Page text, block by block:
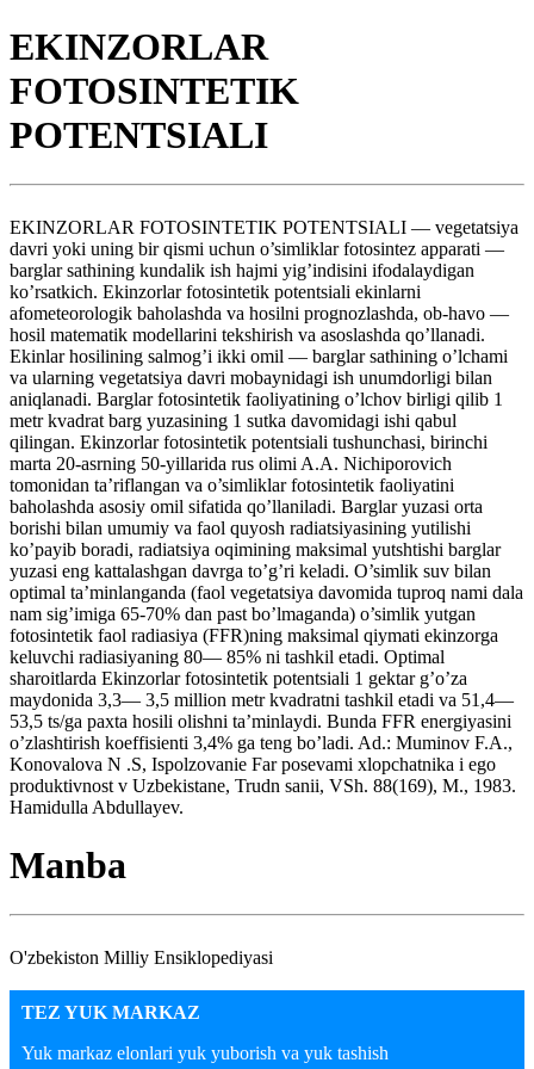
EKINZORLAR
FOTOSINTETIK
POTENTSIALI
EKINZORLAR FOTOSINTETIK POTENTSIALI — vegetatsiya
davri yoki uning bir qismi uchun o’simliklar fotosintez apparati —
barglar sathining kundalik ish hajmi yig’indisini ifodalaydigan
ko’rsatkich. Ekinzorlar fotosintetik potentsiali ekinlarni
afometeorologik baholashda va hosilni prognozlashda, ob-havo —
hosil matematik modellarini tekshirish va asoslashda qo’llanadi.
Ekinlar hosilining salmog’i ikki omil — barglar sathining o’lchami
va ularning vegetatsiya davri mobaynidagi ish unumdorligi bilan
aniqlanadi. Barglar fotosintetik faoliyatining o’lchov birligi qilib 1
metr kvadrat barg yuzasining 1 sutka davomidagi ishi qabul
qilingan. Ekinzorlar fotosintetik potentsiali tushunchasi, birinchi
marta 20-asrning 50-yillarida rus olimi A.A. Nichiporovich
tomonidan ta’riflangan va o’simliklar fotosintetik faoliyatini
baholashda asosiy omil sifatida qo’llaniladi. Barglar yuzasi orta
borishi bilan umumiy va faol quyosh radiatsiyasining yutilishi
ko’payib boradi, radiatsiya oqimining maksimal yutshtishi barglar
yuzasi eng kattalashgan davrga to’g’ri keladi. O’simlik suv bilan
optimal ta’minlanganda (faol vegetatsiya davomida tuproq nami dala
nam sig’imiga 65-70% dan past bo’lmaganda) o’simlik yutgan
fotosintetik faol radiasiya (FFR)ning maksimal qiymati ekinzorga
keluvchi radiasiyaning 80— 85% ni tashkil etadi. Optimal
sharoitlarda Ekinzorlar fotosintetik potentsiali 1 gektar g’o’za
maydonida 3,3— 3,5 million metr kvadratni tashkil etadi va 51,4—
53,5 ts/ga paxta hosili olishni ta’minlaydi. Bunda FFR energiyasini
o’zlashtirish koeffisienti 3,4% ga teng bo’ladi. Ad.: Muminov F.A.,
Konovalova N .S, Ispolzovanie Far posevami xlopchatnika i ego
produktivnost v Uzbekistane, Trudn sanii, VSh. 88(169), M., 1983.
Hamidulla Abdullayev.
Manba
O'zbekiston Milliy Ensiklopediyasi
TEZ YUK MARKAZ
Yuk markaz elonlari yuk yuborish va yuk tashish